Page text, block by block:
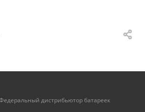
дистрибьютор батареек